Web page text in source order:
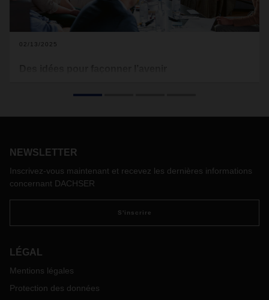
02/13/2025
attentes et continue d’avoir un impact profond sur les
NEWSLETTER
Inscrivez-vous maintenant et recevez les dernières informations
concernant DACHSER
S'inscrire
LÉGAL
Mentions légales
Protection des données